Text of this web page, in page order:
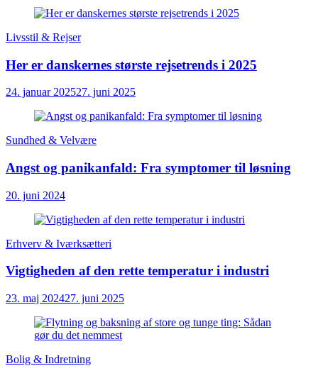
Livsstil & Rejser
Her er danskernes største rejsetrends i 2025
24. januar 202527. juni 2025
Sundhed & Velvære
Angst og panikanfald: Fra symptomer til løsning
20. juni 2024
Erhverv & Iværksætteri
Vigtigheden af den rette temperatur i industri
23. maj 202427. juni 2025
Bolig & Indretning